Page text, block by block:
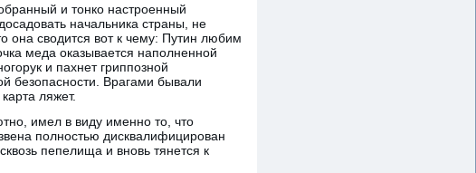
и тонко настроенный
начальника страны, не
она сводится вот к чему: Путин любим
меда оказывается наполненной
и пахнет гриппозной
безопасности. Врагами бывали
ляжет.
имел в виду именно то, что
полностью дисквалифицирован
пепелища и вновь тянется к